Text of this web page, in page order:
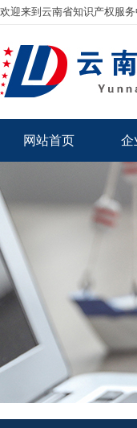
欢迎来到云南省知识产权服务
网站首页 企